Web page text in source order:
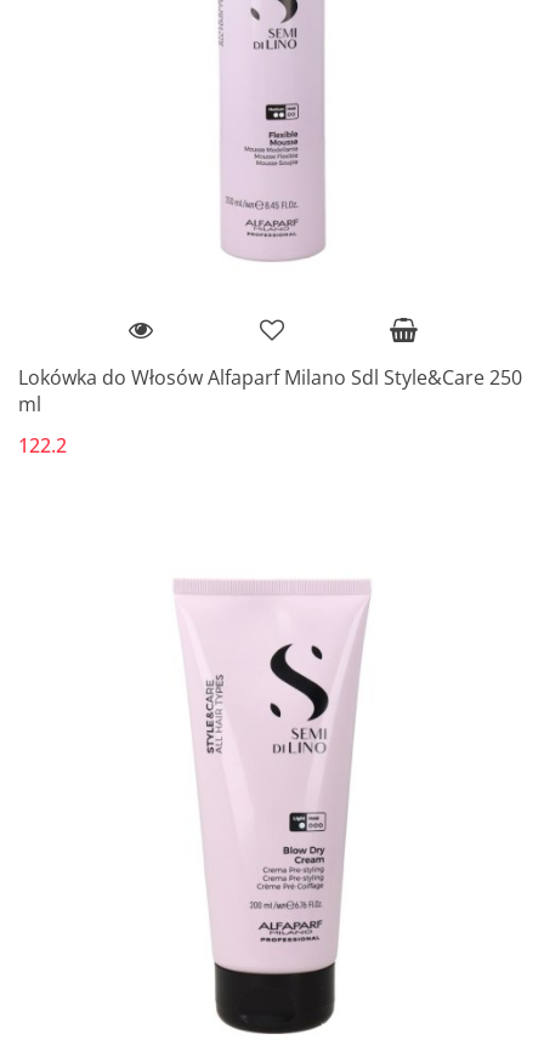
Lokówka do Włosów Alfaparf Milano Sdl Style&Care 250
ml
122.2